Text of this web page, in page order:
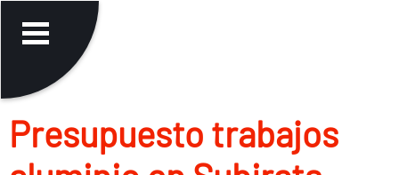
Presupuesto trabajos